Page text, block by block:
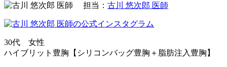
担当： 古川 悠次郎 医師
30代 女性
ハイブリット豊胸【シリコンバッグ豊胸＋脂肪注入豊胸】